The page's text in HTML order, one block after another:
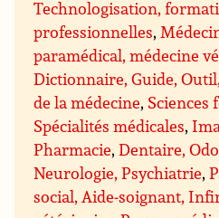
Technologisation,
professionnelles,
paramédical, médecine
Dictionnaire, Guide,
de la médecine, Sciences
Spécialités médicales,
Pharmacie,Dentaire,
Neurologie, Psychiatrie,
social, Aide-soignant,